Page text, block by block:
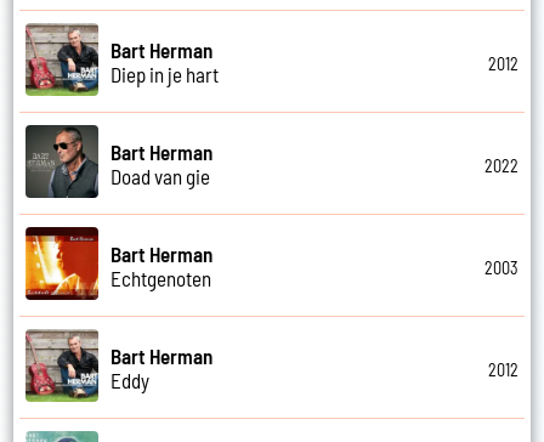
Bart Herman
Diep in je hart
2012
Bart Herman
Doad van gie
2022
Bart Herman
Echtgenoten
2003
Bart Herman
Eddy
2012